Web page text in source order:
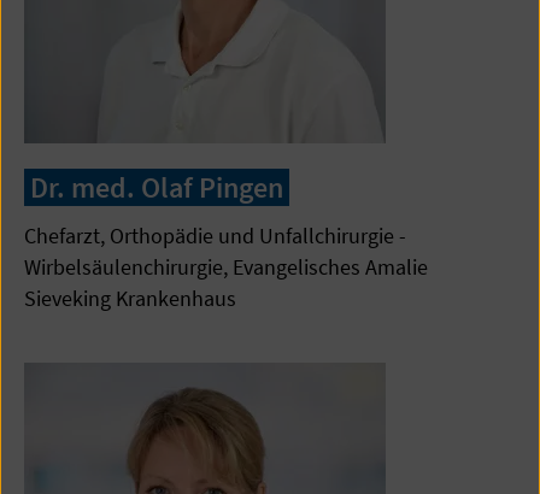
Dr. med. Olaf Pingen
Chefarzt, Orthopädie und Unfallchirurgie -
Wirbelsäulenchirurgie, Evangelisches Amalie
Sieveking Krankenhaus